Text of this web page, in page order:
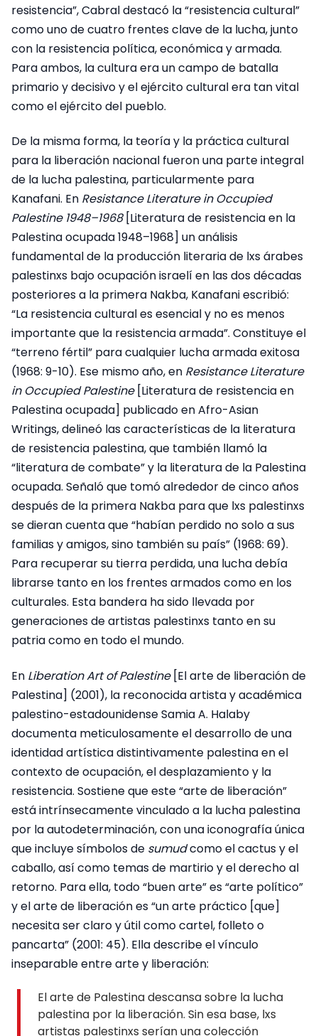
resistencia”, Cabral destacó la “resistencia cultural”
como uno de cuatro frentes clave de la lucha, junto
con la resistencia política, económica y armada.
Para ambos, la cultura era un campo de batalla
primario y decisivo y el ejército cultural era tan vital
como el ejército del pueblo.
De la misma forma, la teoría y la práctica cultural
para la liberación nacional fueron una parte integral
de la lucha palestina, particularmente para
Kanafani. En Resistance Literature in Occupied
Palestine 1948–1968[Literatura de resistencia en la
Palestina ocupada 1948–1968] un análisis
fundamental de la producción literaria de lxs árabes
palestinxs bajo ocupación israelí en las dos décadas
posteriores a la primera Nakba, Kanafani escribió:
“La resistencia cultural es esencial y no es menos
importante que la resistencia armada”. Constituye el
“terreno fértil” para cualquier lucha armada exitosa
(1968: 9-10). Ese mismo año, en Resistance Literature
in Occupied Palestine[Literatura de resistencia en
Palestina ocupada] publicado en Afro-Asian
Writings, delineó las características de la literatura
de resistencia palestina, que también llamó la
“literatura de combate” y la literatura de la Palestina
ocupada. Señaló que tomó alrededor de cinco años
después de la primera Nakba para que lxs palestinxs
se dieran cuenta que “habían perdido no solo a sus
familias y amigos, sino también su país” (1968: 69).
Para recuperar su tierra perdida, una lucha debía
librarse tanto en los frentes armados como en los
culturales. Esta bandera ha sido llevada por
generaciones de artistas palestinxs tanto en su
patria como en todo el mundo.
En Liberation Art of Palestine[El arte de liberación de
Palestina] (2001), la reconocida artista y académica
palestino-estadounidense Samia A. Halaby
documenta meticulosamente el desarrollo de una
identidad artística distintivamente palestina en el
contexto de ocupación, el desplazamiento y la
resistencia. Sostiene que este “arte de liberación”
está intrínsecamente vinculado a la lucha palestina
por la autodeterminación, con una iconografía única
que incluye símbolos de sumudcomo el cactus y el
caballo, así como temas de martirio y el derecho al
retorno. Para ella, todo “buen arte” es “arte político”
y el arte de liberación es “un arte práctico [que]
necesita ser claro y útil como cartel, folleto o
pancarta” (2001: 45). Ella describe el vínculo
inseparable entre arte y liberación:
El arte de Palestina descansa sobre la lucha
palestina por la liberación. Sin esa base, lxs
artistas palestinxs serían una colección